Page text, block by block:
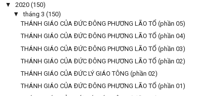
▼ 2020 (150)
▼tháng 3 (150)
THÁNH GIÁO CỦA ĐỨC ĐÔNG PHƯƠNG LÃO TỔ (phần 05)
THÁNH GIÁO CỦA ĐỨC ĐÔNG PHƯƠNG LÃO TỔ (phần 04)
THÁNH GIÁO CỦA ĐỨC ĐÔNG PHƯƠNG LÃO TỔ (phần 03)
THÁNH GIÁO CỦA ĐỨC ĐÔNG PHƯƠNG LÃO TỔ (phần 02)
THÁNH GIÁO CỦA ĐỨC LÝ GIÁO TÔNG (phần 02)
THÁNH GIÁO CỦA ĐỨC ĐÔNG PHƯƠNG LÃO TỔ (phần 01)